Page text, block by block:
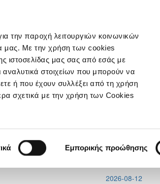
την παροχή λειτουργιών κοινωνικών
μας. Με την χρήση των cookies
ιστοσελίδας μας σας από εσάς με
στοιχείων που μπορούν να
ή που έχουν συλλέξει από τη χρήση
σχετικά με την χρήση των Cookies
Εμπορικής προώθησης
Conference
2026-08-12